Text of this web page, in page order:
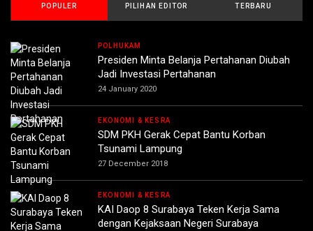
POPULER PILIHAN EDITOR TERBARU
POLHUKAM
Presiden Minta Belanja Pertahanan Diubah
Jadi Investasi Pertahanan
24 January 2020
EKONOMI & KESRA
SDM PKH Gerak Cepat Bantu Korban
Tsunami Lampung
27 December 2018
EKONOMI & KESRA
KAI Daop 8 Surabaya Teken Kerja Sama
dengan Kejaksaan Negeri Surabaya